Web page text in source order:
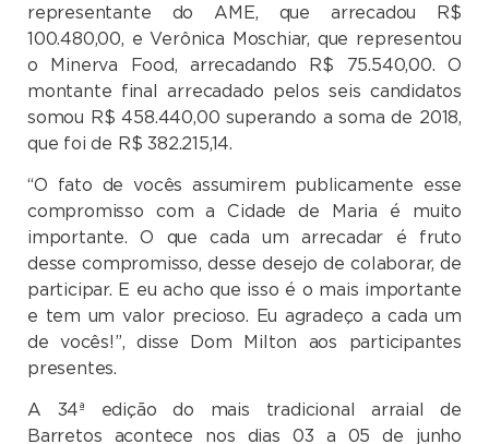
representante do AME, que arrecadou R$
100.480,00, e Verônica Moschiar, que representou
o Minerva Food, arrecadando R$ 75.540,00. O
montante final arrecadado pelos seis candidatos
somou R$ 458.440,00 superando a soma de 2018,
que foi de R$ 382.215,14.
“O fato de vocês assumirem publicamente esse
compromisso com a Cidade de Maria é muito
importante. O que cada um arrecadar é fruto
desse compromisso, desse desejo de colaborar, de
participar. E eu acho que isso é o mais importante
e tem um valor precioso. Eu agradeço a cada um
de vocês!”, disse Dom Milton aos participantes
presentes.
A 34ª edição do mais tradicional arraial de
Barretos acontece nos dias 03 a 05 de junho